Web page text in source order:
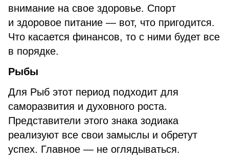
внимание на свое здоровье. Спорт
и здоровое питание — вот, что пригодится.
Что касается финансов, то с ними будет все
в порядке.
Рыбы
Для Рыб этот период подходит для
саморазвития и духовного роста.
Представители этого знака зодиака
реализуют все свои замыслы и обретут
успех. Главное — не оглядываться.